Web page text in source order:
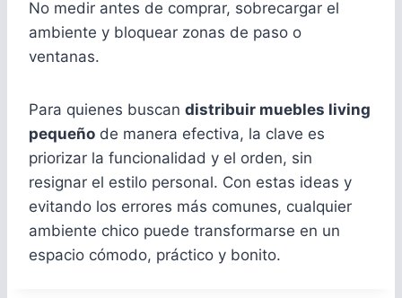
No medir antes de comprar, sobrecargar el
ambiente y bloquear zonas de paso o
ventanas.
Para quienes buscan distribuir muebles living
pequeño de manera efectiva, la clave es
priorizar la funcionalidad y el orden, sin
resignar el estilo personal. Con estas ideas y
evitando los errores más comunes, cualquier
ambiente chico puede transformarse en un
espacio cómodo, práctico y bonito.